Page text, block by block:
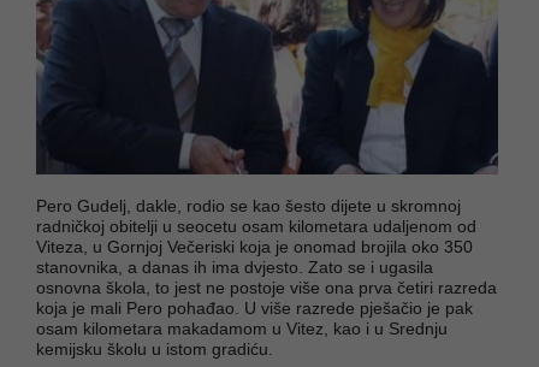
Pero Gudelj, dakle, rodio se kao šesto dijete u skromnoj
radničkoj obitelji u seocetu osam kilometara udaljenom od
Viteza, u Gornjoj Večeriski koja je onomad brojila oko 350
stanovnika, a danas ih ima dvjesto. Zato se i ugasila
osnovna škola, to jest ne postoje više ona prva četiri razreda
koja je mali Pero pohađao. U više razrede pješačio je pak
osam kilometara makadamom u Vitez, kao i u Srednju
kemijsku školu u istom gradiću.